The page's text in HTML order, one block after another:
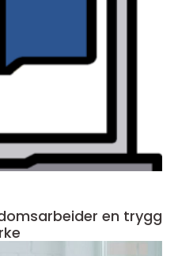
en trygg